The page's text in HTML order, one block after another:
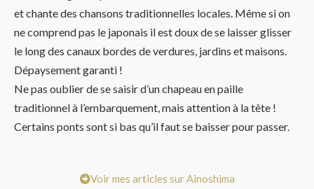
et chante des chansons traditionnelles locales. Même si on
ne comprend pas le japonais il est doux de se laisser glisser
le long des canaux bordes de verdures, jardins et maisons.
Dépaysement garanti !
Ne pas oublier de se saisir d’un chapeau en paille
traditionnel à l’embarquement, mais attention à la tête !
Certains ponts sont si bas qu’il faut se baisser pour passer.
Voir mes articles sur Ainoshima